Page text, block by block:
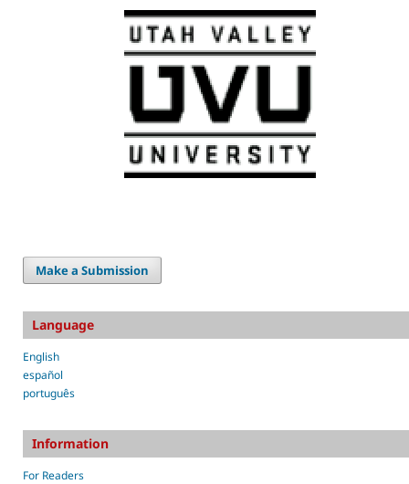
Make a Submission
Language
English
español
português
Information
For Readers